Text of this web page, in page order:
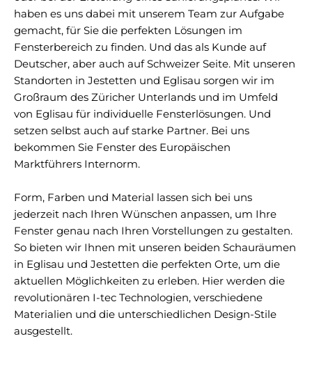
haben es uns dabei mit unserem Team zur Aufgabe
gemacht, für Sie die perfekten Lösungen im
Fensterbereich zu finden. Und das als Kunde auf
Deutscher, aber auch auf Schweizer Seite. Mit unseren
Standorten in Jestetten und Eglisau sorgen wir im
Großraum des Züricher Unterlands und im Umfeld
von Eglisau für individuelle Fensterlösungen. Und
setzen selbst auch auf starke Partner. Bei uns
bekommen Sie Fenster des Europäischen
Marktführers Internorm.
Form, Farben und Material lassen sich bei uns
jederzeit nach Ihren Wünschen anpassen, um Ihre
Fenster genau nach Ihren Vorstellungen zu gestalten.
So bieten wir Ihnen mit unseren beiden Schauräumen
in Eglisau und Jestetten die perfekten Orte, um die
aktuellen Möglichkeiten zu erleben. Hier werden die
revolutionären I-tec Technologien, verschiedene
Materialien und die unterschiedlichen Design-Stile
ausgestellt.